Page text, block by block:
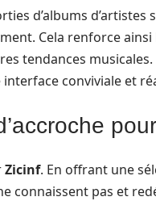
d’albums d’artistes
Cela renforce
tendances
conviviale et
Zicinf. En offrant une
connaissent pas et